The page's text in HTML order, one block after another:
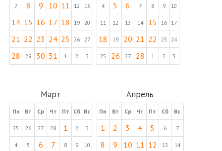
7 8 9 10 11 12 13
14 15 16 17 18 19 20
21 22 23 24 25 26 27
28 29 30 31 1 2 3
4 5 6 7 8 9 10
11 12 13 14 15 16 17
18 19 20 21 22 23 24
25 26 27 28 1 2 3
Март
Пн Вт Ср Чт Пт Сб Вс
25 26 27 28 1 2 3
4 5 6 7 8 9 10
Апрель
Пн Вт Ср Чт Пт Сб Вс
1 2 3 4 5 6 7
8 9 10 11 12 13 14